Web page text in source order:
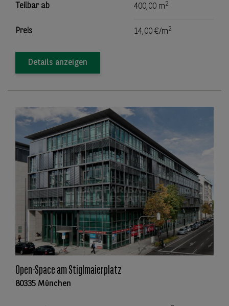
Teilbar ab 400,00 m2
Preis 14,00 €/m2
Details anzeigen
Open-Space am Stiglmaierplatz
80335 München